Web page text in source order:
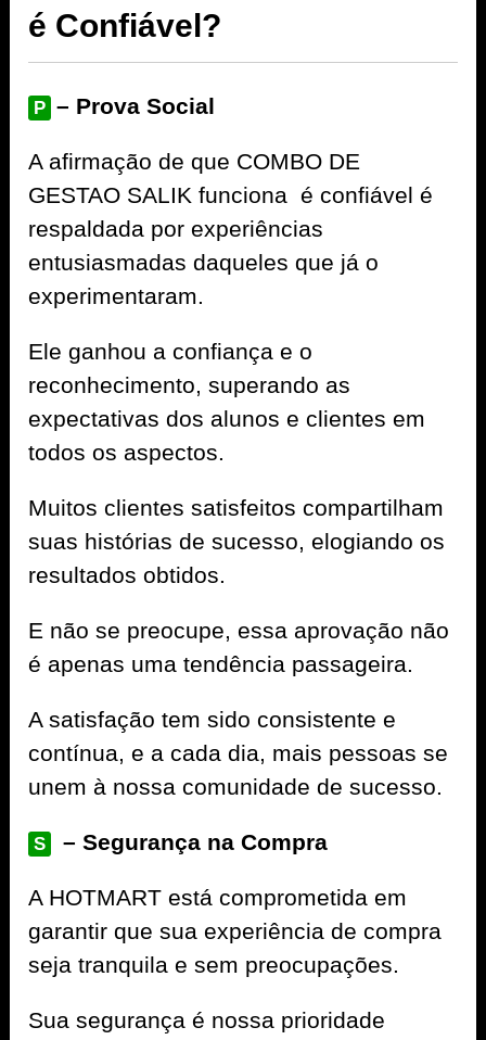
é Confiável?
P – Prova Social
A afirmação de que COMBO DE
GESTAO SALIK funciona é confiável é
respaldada por experiências
entusiasmadas daqueles que já o
experimentaram.
Ele ganhou a confiança e o
reconhecimento, superando as
expectativas dos alunos e clientes em
todos os aspectos.
Muitos clientes satisfeitos compartilham
suas histórias de sucesso, elogiando os
resultados obtidos.
E não se preocupe, essa aprovação não
é apenas uma tendência passageira.
A satisfação tem sido consistente e
contínua, e a cada dia, mais pessoas se
unem à nossa comunidade de sucesso.
S – Segurança na Compra
A HOTMART está comprometida em
garantir que sua experiência de compra
seja tranquila e sem preocupações.
Sua segurança é nossa prioridade